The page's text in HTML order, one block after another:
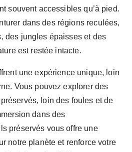
souvent accessibles qu’à pied.
dans des régions reculées,
des jungles épaisses et des
est restée intacte.
une expérience unique, loin
Vous pouvez explorer des
loin des foules et de
dans des
préservés vous offre une
notre planète et renforce votre